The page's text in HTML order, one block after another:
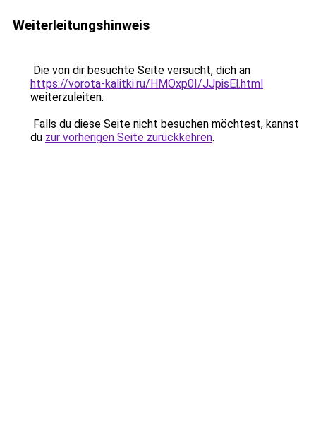
Weiterleitungshinweis
Die von dir besuchte Seite versucht, dich an
https://vorota-kalitki.ru/HMOxp0I/JJpisEl.html
weiterzuleiten.
Falls du diese Seite nicht besuchen möchtest, kannst
du zur vorherigen Seite zurückkehren.